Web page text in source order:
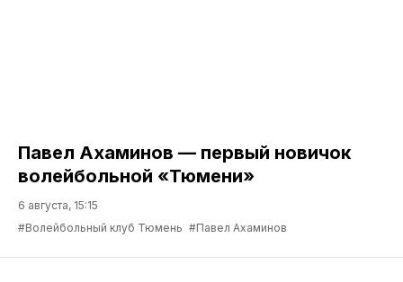
Павел Ахаминов — первый новичок
волейбольной «Тюмени»
6 августа, 15:15
#Волейбольный клуб Тюмень #Павел Ахаминов